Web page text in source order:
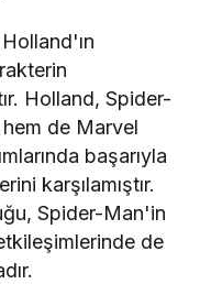
Holland, Spider-
de Marvel
başarıyla
karşılamıştır.
Spider-Man'in
de